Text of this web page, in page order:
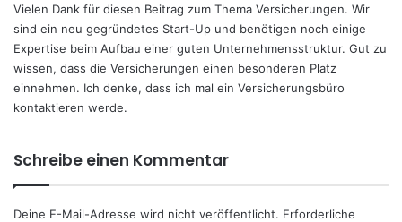
t
:
Vielen Dank für diesen Beitrag zum Thema Versicherungen. Wir
sind ein neu gegründetes Start-Up und benötigen noch einige
Expertise beim Aufbau einer guten Unternehmensstruktur. Gut zu
wissen, dass die Versicherungen einen besonderen Platz
einnehmen. Ich denke, dass ich mal ein Versicherungsbüro
kontaktieren werde.
Schreibe einen Kommentar
Deine E-Mail-Adresse wird nicht veröffentlicht. Erforderliche